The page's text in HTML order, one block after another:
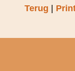
Terug |